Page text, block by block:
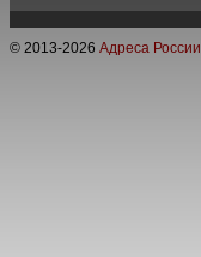
© 2013-2026 Адреса России